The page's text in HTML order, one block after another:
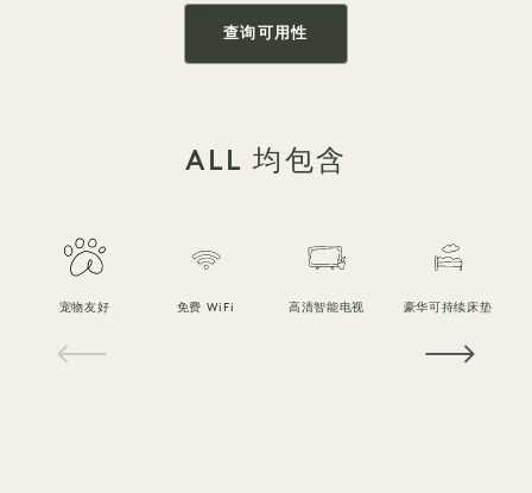
查询可用性
ALL 均包含
宠物友好 免费 WiFi 高清智能电视 豪华可持续床垫